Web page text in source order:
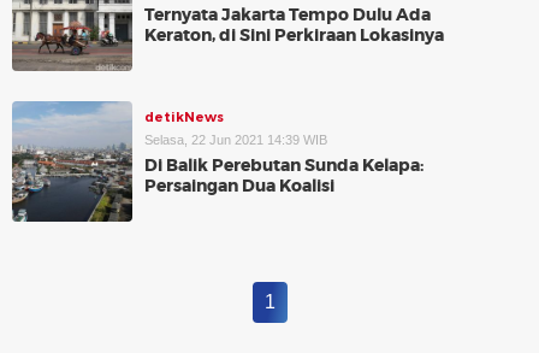
Ternyata Jakarta Tempo Dulu Ada
Keraton, di Sini Perkiraan Lokasinya
detikNews
Selasa, 22 Jun 2021 14:39 WIB
Di Balik Perebutan Sunda Kelapa:
Persaingan Dua Koalisi
1